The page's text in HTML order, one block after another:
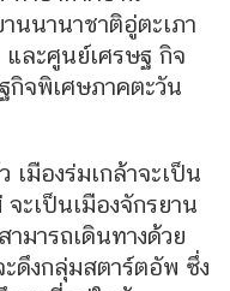
นนานาชาติอู่ตะเภา
ละศูนย์เศรษฐ กิจ
กิจพิเศษภาคตะวัน
มืองร่มเกล้าจะเป็น
ะเป็นเมืองจักรยาน
มารถเดินทางด้วย
ดึงกลุ่มสตาร์ตอัพ ซึ่ง